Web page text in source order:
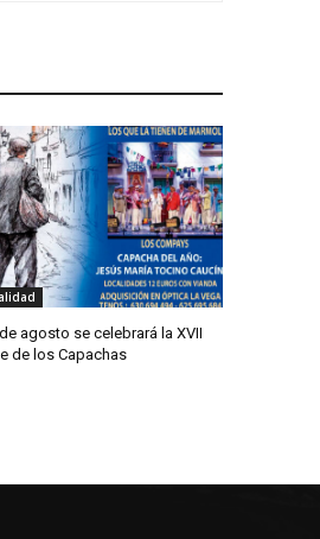
agosto se celebrará la XVII
de los Capachas